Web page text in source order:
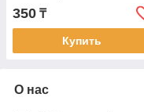
350 ₸
Купить
О нас